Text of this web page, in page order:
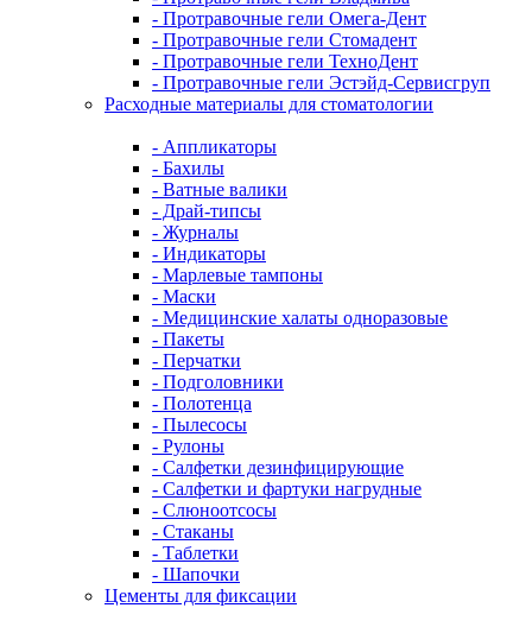
- Протравочные гели Омега-Дент
- Протравочные гели Стомадент
- Протравочные гели ТехноДент
- Протравочные гели Эстэйд-Сервисгруп
Расходные материалы для стоматологии
- Аппликаторы
- Бахилы
- Ватные валики
- Драй-типсы
- Журналы
- Индикаторы
- Марлевые тампоны
- Маски
- Медицинские халаты одноразовые
- Пакеты
- Перчатки
- Подголовники
- Полотенца
- Пылесосы
- Рулоны
- Салфетки дезинфицирующие
- Салфетки и фартуки нагрудные
- Слюноотсосы
- Стаканы
- Таблетки
- Шапочки
Цементы для фиксации